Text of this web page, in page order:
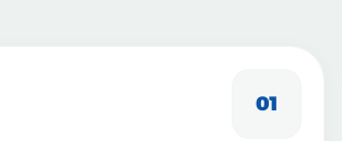
01